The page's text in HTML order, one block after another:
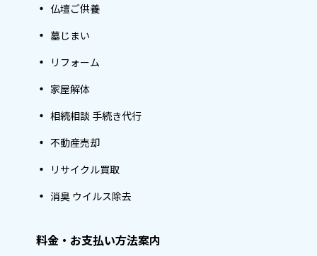
仏壇ご供養
墓じまい
リフォーム
家屋解体
相続相談 手続き代行
不動産売却
リサイクル買取
消臭 ウイルス除去
料金・お支払い方法案内